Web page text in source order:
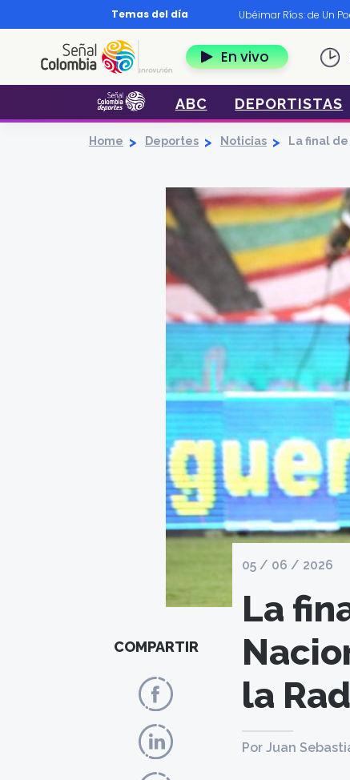
Pasar al contenido principal
Temas del día
Diccionario nariñense | Murió Leo Dan Ubéimar Ríos: de Un
En vivo
ABC DEPORTISTAS
Home Deportes Noticias La final
COMPARTIR
05 / 06 / 2026
La
la
Por Juan